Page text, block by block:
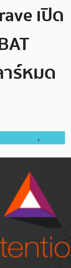
เปิด
ร์หมด
,